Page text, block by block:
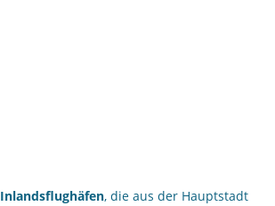
Inlandsflughäfen, die aus der Hauptstadt